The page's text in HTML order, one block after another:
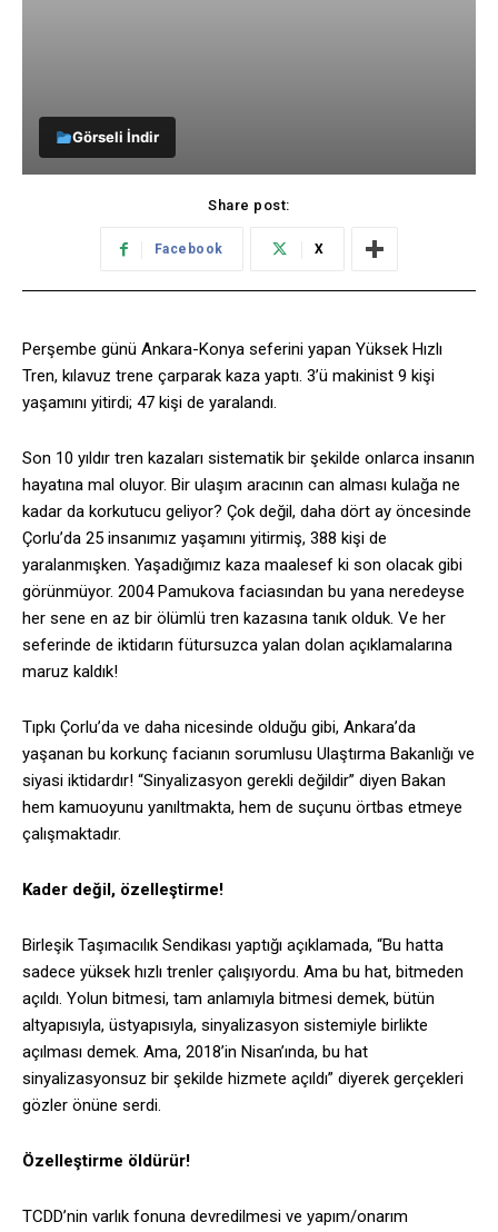
Görseli İndir
Share post:
Facebook X
Perşembe günü Ankara-Konya seferini yapan Yüksek Hızlı
Tren, kılavuz trene çarparak kaza yaptı. 3’ü makinist 9 kişi
yaşamını yitirdi; 47 kişi de yaralandı.
Son 10 yıldır tren kazaları sistematik bir şekilde onlarca insanın
hayatına mal oluyor. Bir ulaşım aracının can alması kulağa ne
kadar da korkutucu geliyor? Çok değil, daha dört ay öncesinde
Çorlu’da 25 insanımız yaşamını yitirmiş, 388 kişi de
yaralanmışken. Yaşadığımız kaza maalesef ki son olacak gibi
görünmüyor. 2004 Pamukova faciasından bu yana neredeyse
her sene en az bir ölümlü tren kazasına tanık olduk. Ve her
seferinde de iktidarın fütursuzca yalan dolan açıklamalarına
maruz kaldık!
Tıpkı Çorlu’da ve daha nicesinde olduğu gibi, Ankara’da
yaşanan bu korkunç facianın sorumlusu Ulaştırma Bakanlığı ve
siyasi iktidardır! “Sinyalizasyon gerekli değildir” diyen Bakan
hem kamuoyunu yanıltmakta, hem de suçunu örtbas etmeye
çalışmaktadır.
Kader değil, özelleştirme!
Birleşik Taşımacılık Sendikası yaptığı açıklamada, “Bu hatta
sadece yüksek hızlı trenler çalışıyordu. Ama bu hat, bitmeden
açıldı. Yolun bitmesi, tam anlamıyla bitmesi demek, bütün
altyapısıyla, üstyapısıyla, sinyalizasyon sistemiyle birlikte
açılması demek. Ama, 2018’in Nisan’ında, bu hat
sinyalizasyonsuz bir şekilde hizmete açıldı” diyerek gerçekleri
gözler önüne serdi.
Özelleştirme öldürür!
TCDD’nin varlık fonuna devredilmesi ve yapım/onarım